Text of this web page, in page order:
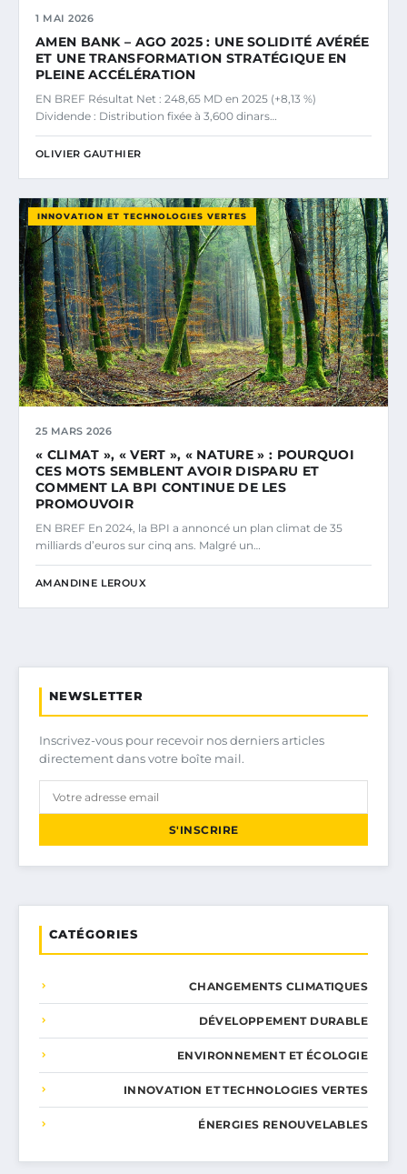
1 MAI 2026
AMEN BANK – AGO 2025 : UNE SOLIDITÉ AVÉRÉE
ET UNE TRANSFORMATION STRATÉGIQUE EN
PLEINE ACCÉLÉRATION
EN BREF Résultat Net : 248,65 MD en 2025 (+8,13 %)
Dividende : Distribution fixée à 3,600 dinars…
OLIVIER GAUTHIER
INNOVATION ET TECHNOLOGIES VERTES
25 MARS 2026
« CLIMAT », « VERT », « NATURE » : POURQUOI
CES MOTS SEMBLENT AVOIR DISPARU ET
COMMENT LA BPI CONTINUE DE LES
PROMOUVOIR
EN BREF En 2024, la BPI a annoncé un plan climat de 35
milliards d’euros sur cinq ans. Malgré un…
AMANDINE LEROUX
NEWSLETTER
Inscrivez-vous pour recevoir nos derniers articles
directement dans votre boîte mail.
S'INSCRIRE
CATÉGORIES
CHANGEMENTS CLIMATIQUES
DÉVELOPPEMENT DURABLE
ENVIRONNEMENT ET ÉCOLOGIE
INNOVATION ET TECHNOLOGIES VERTES
ÉNERGIES RENOUVELABLES